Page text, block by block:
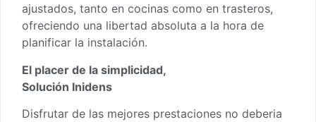
ajustados, tanto en cocinas como en trasteros,
ofreciendo una libertad absoluta a la hora de
planificar la instalación.
El placer de la simplicidad,
Solución Inidens
Disfrutar de las mejores prestaciones no deberia